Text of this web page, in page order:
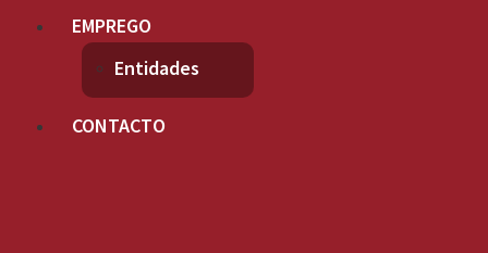
EMPREGO
Entidades
CONTACTO